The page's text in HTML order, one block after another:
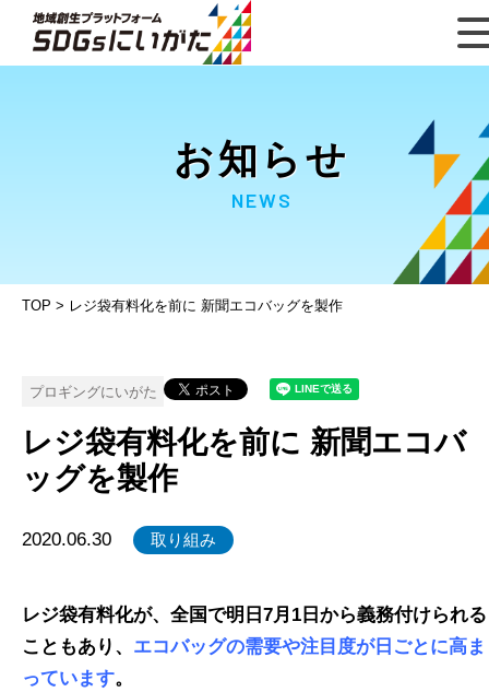
お知らせ
NEWS
TOP > レジ袋有料化を前に 新聞エコバッグを製作
プロギングにいがた
レジ袋有料化を前に 新聞エコバ
ッグを製作
2020.06.30 取り組み
レジ袋有料化が、全国で明日7月1日から義務付けられる
こともあり、 エコバッグの需要や注目度が日ごとに高ま
っています。